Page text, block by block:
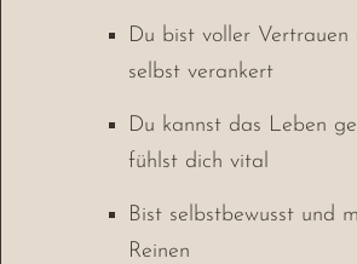
Du bist voller
selbst verankert
Du kannst das Leben
fühlst dich vital
Bist selbstbewusst und
Reinen